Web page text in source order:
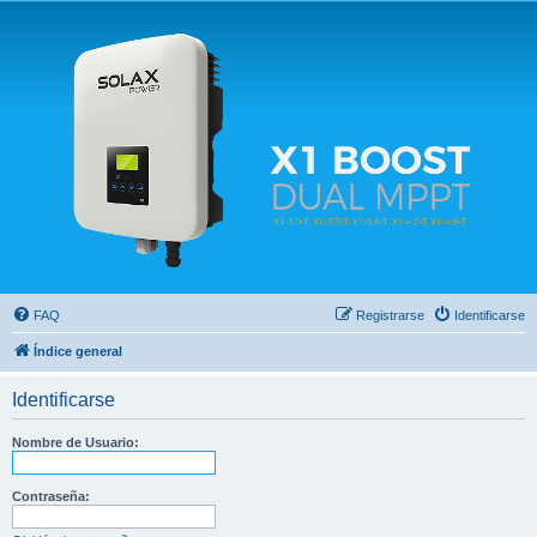
Solax FAQ
Lugar para intercambiar dudas sobre inversores solares Solax y temas relacionados.
FAQ Identificarse
Registrarse
Índice general
Identificarse
Nombre de Usuario:
Contraseña: